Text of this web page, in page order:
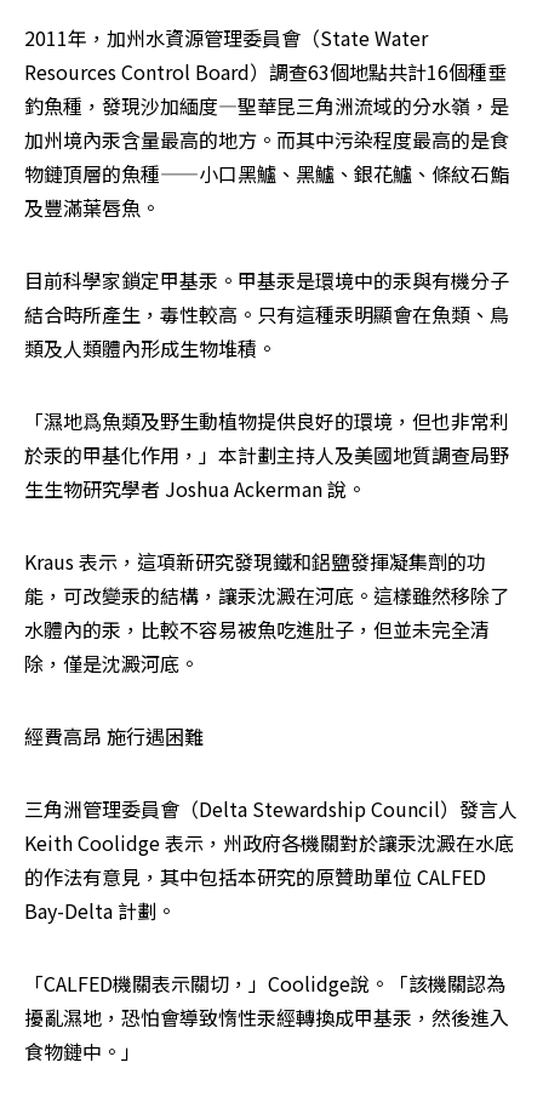
2011年，加州水資源管理委員會（State Water
Resources Control Board）調查63個地點共計16個種垂
釣魚種，發現沙加緬度—聖華昆三角洲流域的分水嶺，是
加州境內汞含量最高的地方。而其中污染程度最高的是食
物鏈頂層的魚種——小口黑鱸、黑鱸、銀花鱸、條紋石鮨
及豐滿葉唇魚。
目前科學家鎖定甲基汞。甲基汞是環境中的汞與有機分子
結合時所產生，毒性較高。只有這種汞明顯會在魚類、鳥
類及人類體內形成生物堆積。
「濕地爲魚類及野生動植物提供良好的環境，但也非常利
於汞的甲基化作用，」本計劃主持人及美國地質調查局野
生生物研究學者 Joshua Ackerman 說。
Kraus 表示，這項新研究發現鐵和鋁鹽發揮凝集劑的功
能，可改變汞的結構，讓汞沈澱在河底。這樣雖然移除了
水體內的汞，比較不容易被魚吃進肚子，但並未完全清
除，僅是沈澱河底。
經費高昂 施行遇困難
三角洲管理委員會（Delta Stewardship Council）發言人
Keith Coolidge 表示，州政府各機關對於讓汞沈澱在水底
的作法有意見，其中包括本研究的原贊助單位 CALFED
Bay-Delta 計劃。
「CALFED機關表示關切，」Coolidge說。「該機關認為
擾亂濕地，恐怕會導致惰性汞經轉換成甲基汞，然後進入
食物鏈中。」